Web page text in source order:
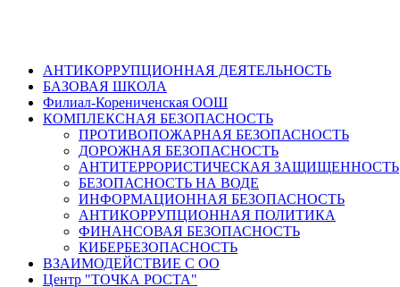
АНТИКОРРУПЦИОННАЯ ДЕЯТЕЛЬНОСТЬ
БАЗОВАЯ ШКОЛА
Филиал-Корениченская ООШ
КОМПЛЕКСНАЯ БЕЗОПАСНОСТЬ
ПРОТИВОПОЖАРНАЯ БЕЗОПАСНОСТЬ
ДОРОЖНАЯ БЕЗОПАСНОСТЬ
АНТИТЕРРОРИСТИЧЕСКАЯ ЗАЩИЩЕННОСТЬ
БЕЗОПАСНОСТЬ НА ВОДЕ
ИНФОРМАЦИОННАЯ БЕЗОПАСНОСТЬ
АНТИКОРРУПЦИОННАЯ ПОЛИТИКА
ФИНАНСОВАЯ БЕЗОПАСНОСТЬ
КИБЕРБЕЗОПАСНОСТЬ
ВЗАИМОДЕЙСТВИЕ С ОО
Центр "ТОЧКА РОСТА"